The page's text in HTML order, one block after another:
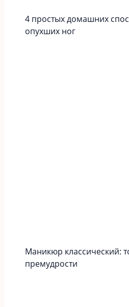
4 простых домашних
опухших ног
Маникюр классический:
премудрости